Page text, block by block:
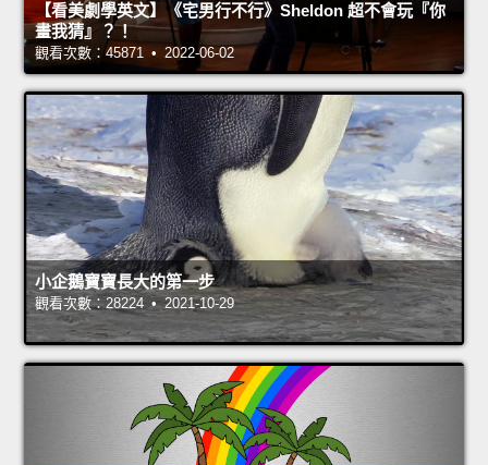
【看美劇學英文】《宅男行不行》Sheldon 超不會玩『你
畫我猜』？！
觀看次數：45871 • 2022-06-02
小企鵝寶寶長大的第一步
觀看次數：28224 • 2021-10-29